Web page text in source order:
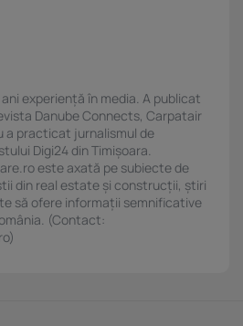
experiență în media. A publicat
Danube Connects, Carpatair
a practicat jurnalismul de
Digi24 din Timișoara.
este axată pe subiecte de
din real estate și construcții, știri
să ofere informații semnificative
(Contact: